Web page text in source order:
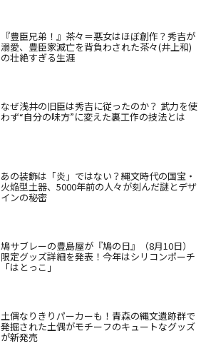
『豊臣兄弟！』茶々＝悪女はほぼ創作？秀吉が
溺愛、豊臣家滅亡を背負わされた茶々(井上和)
の壮絶すぎる生涯
なぜ浅井の旧臣は秀吉に従ったのか？ 武力を使
わず“自分の味方”に変えた裏工作の技法とは
あの装飾は「炎」ではない？縄文時代の国宝・
火焔型土器、5000年前の人々が刻んだ謎とデザ
インの秘密
鳩サブレーの豊島屋が『鳩の日』（8月10日）
限定グッズ詳細を発表！今年はシリコンポーチ
「はとっこ」
土偶なりきりパーカーも！青森の縄文遺跡群で
発掘された土偶がモチーフのキュートなグッズ
が新発売